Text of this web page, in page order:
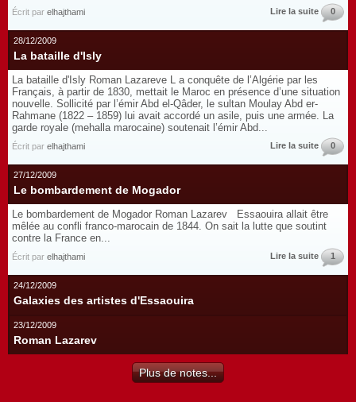
Écrit par elhajthami Lire la suite 0
28/12/2009
La bataille d'Isly
La bataille d'Isly Roman Lazareve L a conquête de l’Algérie par les
Français, à partir de 1830, mettait le Maroc en présence d’une situation
nouvelle. Sollicité par l’émir Abd el-Qâder, le sultan Moulay Abd er-
Rahmane (1822 – 1859) lui avait accordé un asile, puis une armée. La
garde royale (mehalla marocaine) soutenait l’émir Abd...
Écrit par elhajthami Lire la suite 0
27/12/2009
Le bombardement de Mogador
Le bombardement de Mogador Roman Lazarev Essaouira allait être
mêlée au confli franco-marocain de 1844. On sait la lutte que soutint
contre la France en...
Écrit par elhajthami Lire la suite 1
24/12/2009
Galaxies des artistes d'Essaouira
23/12/2009
Roman Lazarev
Plus de notes...